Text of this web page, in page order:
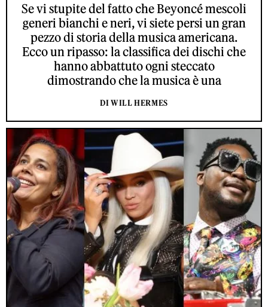
Se vi stupite del fatto che Beyoncé mescoli
generi bianchi e neri, vi siete persi un gran
pezzo di storia della musica americana.
Ecco un ripasso: la classifica dei dischi che
hanno abbattuto ogni steccato
dimostrando che la musica è una
DI WILL HERMES